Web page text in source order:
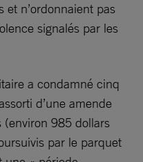
et n’ordonnaient pas
signalés par les
a condamné cinq
d’une amende
(environ 985 dollars
par le parquet